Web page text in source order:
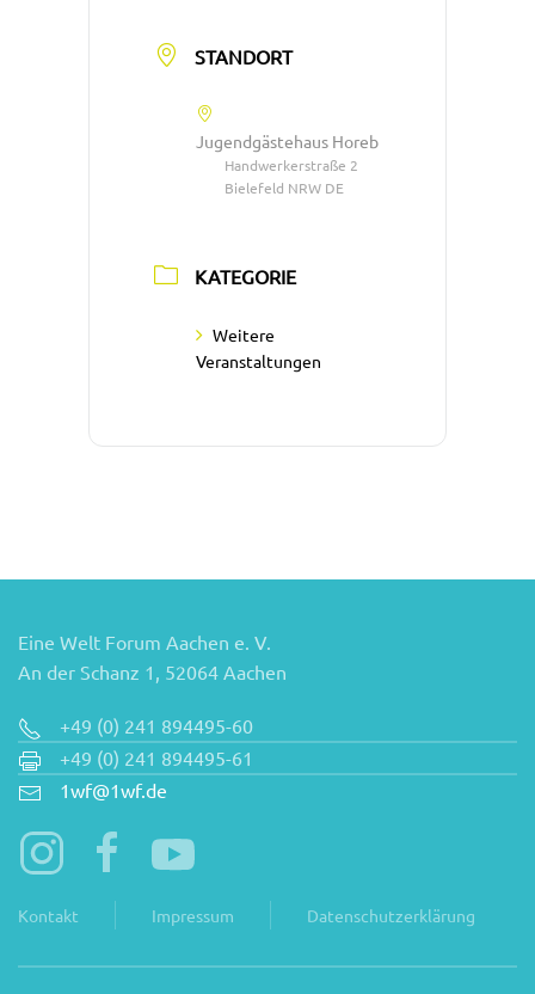
STANDORT
Jugendgästehaus Horeb
Handwerkerstraße 2
Bielefeld NRW DE
KATEGORIE
Weitere
Veranstaltungen
Eine Welt Forum Aachen e. V.
An der Schanz 1, 52064 Aachen
+49 (0) 241 894495-60
+49 (0) 241 894495-61
1wf@1wf.de
Kontakt Impressum Datenschutzerklärung